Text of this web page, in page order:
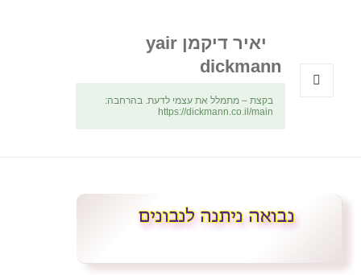
יאיר דיקמן yair
dickmann
בקצת – מתמלל את עצמי לדעת. בהרחבה:
https://dickmann.co.il/main